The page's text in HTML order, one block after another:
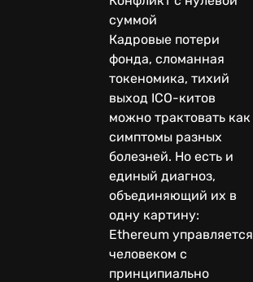
суммой
Кадровые потери
фонда, сломанная
токеномика, тихий
выход ICO-китов
можно трактовать как
симптомы разных
болезней. Но есть и
единый диагноз,
объединяющий их в
одну картину:
Ethereum управляется
человеком с
принципиально